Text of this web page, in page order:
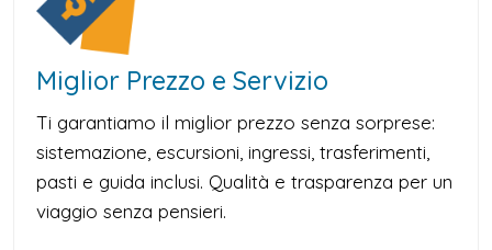
Miglior Prezzo e Servizio
Ti garantiamo il miglior prezzo senza sorprese:
sistemazione, escursioni, ingressi, trasferimenti,
pasti e guida inclusi. Qualità e trasparenza per un
viaggio senza pensieri.